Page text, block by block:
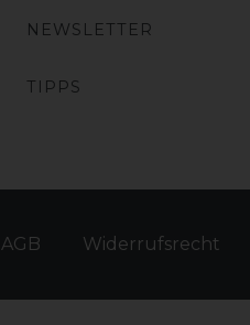
NEWSLETTER
TIPPS
AGB Widerrufs­recht